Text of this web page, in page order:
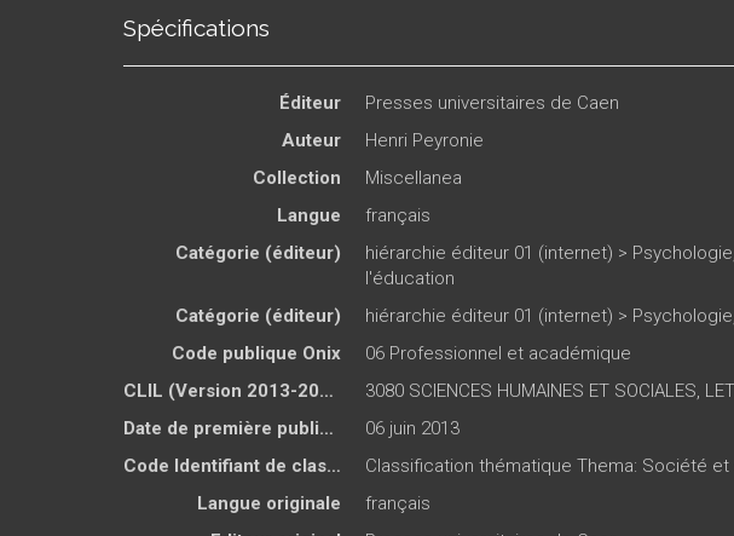
Spécifications
Éditeur
Presses universitaires de Caen
Auteur
Henri Peyronie
Collection
Miscellanea
Langue
français
Catégorie (éditeur)
hiérarchie éditeur 01 (internet) >
l'éducation
Catégorie (éditeur)
hiérarchie éditeur 01 (internet) >
Code publique Onix
06 Professionnel et académique
CLIL (Version 2013-2019 )
3080 SCIENCES HUMAINES ET SOCIALES,
Date de première publication du titre
06 juin 2013
Code Identifiant de classement sujet
Classification thématique Thema: Société
Langue originale
français